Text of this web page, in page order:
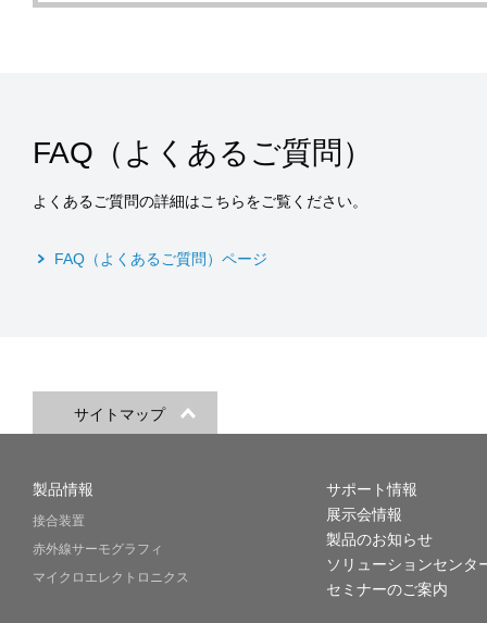
FAQ（よくあるご質問）
よくあるご質問の詳細はこちらをご覧ください。
FAQ（よくあるご質問）ページ
サイトマップ
製品情報
接合装置
赤外線サーモグラフィ
マイクロエレクトロニクス
サポート情報
展示会情報
製品のお知らせ
ソリューションセンタ
セミナーのご案内